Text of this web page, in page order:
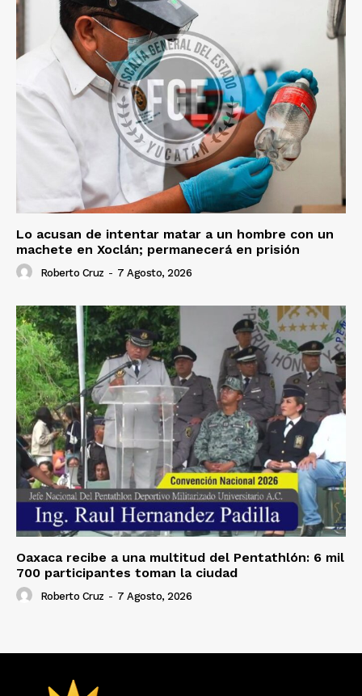
Lo acusan de intentar matar a un hombre con un
machete en Xoclán; permanecerá en prisión
Roberto Cruz - 7 Agosto, 2026
Oaxaca recibe a una multitud del Pentathlón: 6 mil
700 participantes toman la ciudad
Roberto Cruz - 7 Agosto, 2026